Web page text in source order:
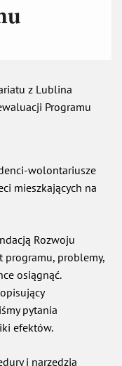
z Lublina
Programu
wolontariusze
mieszkających na
Rozwoju
problemy,
osiągnąć.
pytania
efektów.
i narzędzia